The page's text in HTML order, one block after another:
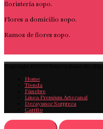
floristería sopo.
Flores a domicilio sopo.
Ramos de flores sopo.
Home
Tienda
Fúnebre
Linea Premium Artesanal
Desayunos Sorpresa
Carrito